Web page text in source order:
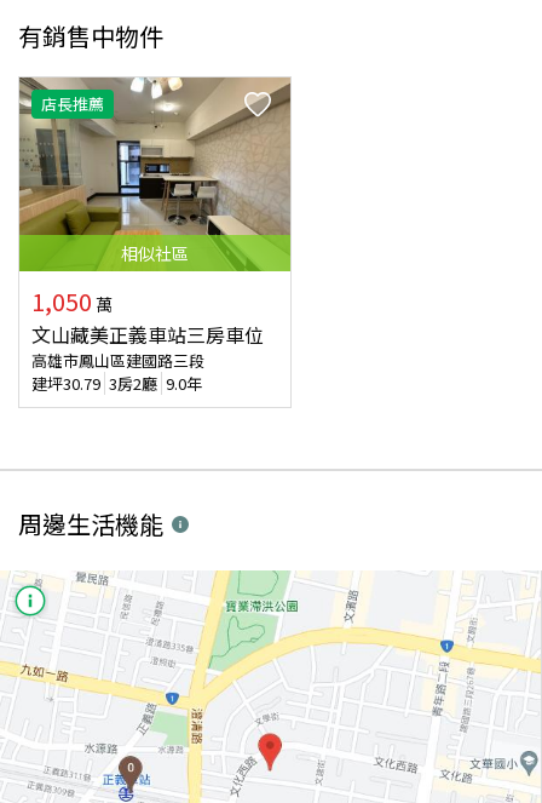
有銷售中物件
店長推薦
相似社區
1,050 萬
文山藏美正義車站三房車位
高雄市鳳山區建國路三段
建坪30.79 3房2廳 9.0年
周邊生活機能